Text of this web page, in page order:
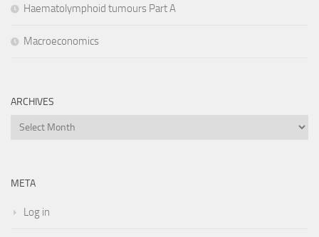
Haematolymphoid tumours Part A
Macroeconomics
ARCHIVES
Archives
META
Log in